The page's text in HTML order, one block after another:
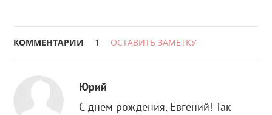
КОММЕНТАРИИ 1 ОСТАВИТЬ ЗАМЕТКУ
Юрий
С днем рождения, Евгений! Так